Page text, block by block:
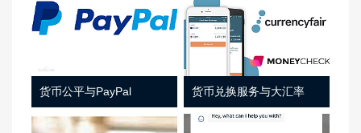
货币公平与PayPal 货币兑换服务与大汇率